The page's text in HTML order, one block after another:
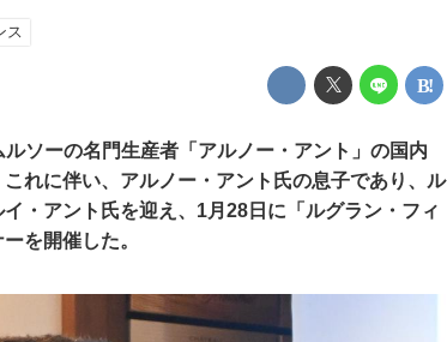
ス
ソーの名門生産者「アルノー・アント」の国内
れに伴い、アルノー・アント氏の息子であり、ル
・アント氏を迎え、1月28日に「ルグラン・フィ
を開催した。